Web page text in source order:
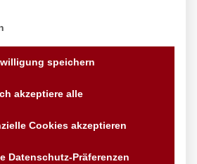
speichern
akzeptiere alle
Cookies akzeptieren
Datenschutz-Präferenzen